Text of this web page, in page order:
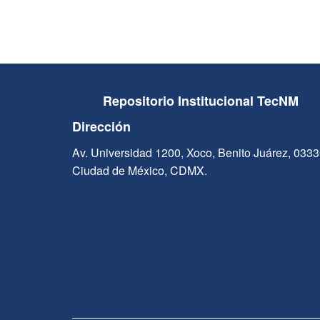
Repositorio Institucional TecNM
Dirección
Av. Universidad 1200, Xoco, Benito Juárez,
Ciudad de México, CDMX.